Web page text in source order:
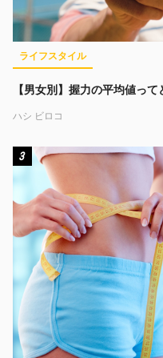
ライフスタイル
【男女別】握力の平均値っ
ハシ ビロコ
3